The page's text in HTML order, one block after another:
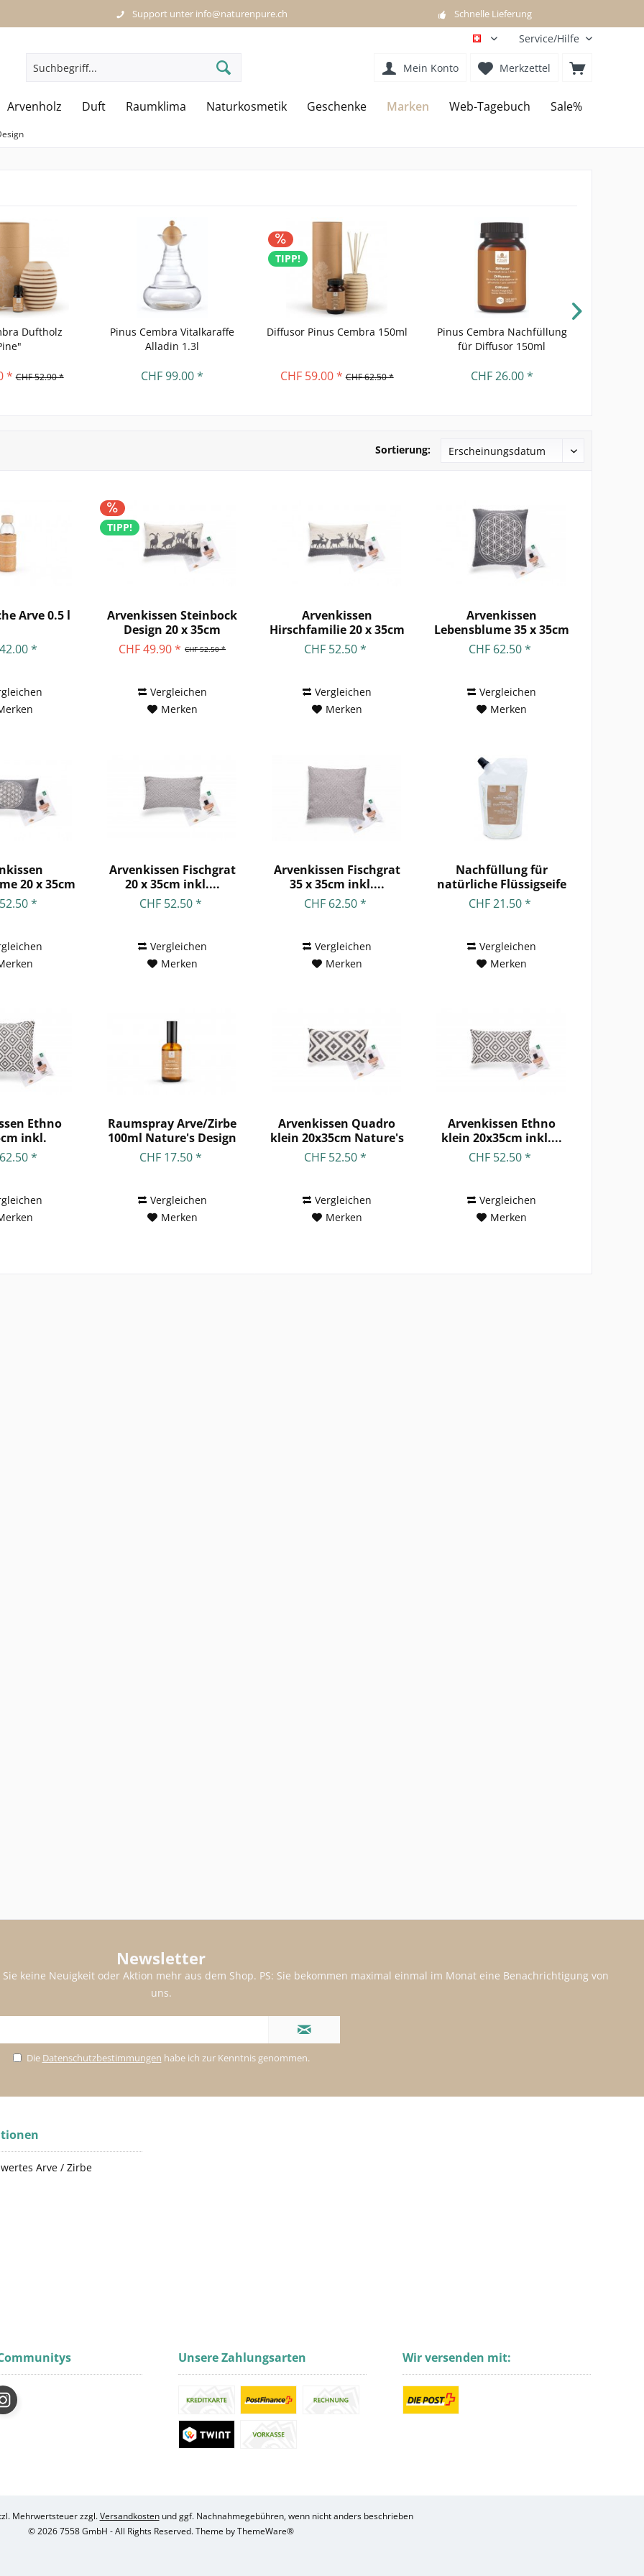
Support unter info@naturenpure.ch Schnelle Lieferung
DE Service/Hilfe
Merkzettel
Mein Konto
Arvenholz Duft Raumklima Naturkosmetik Geschenke Marken Web-Tagebuch Sale%
Duftholz
* CHF 52.90 *
Pinus Cembra Vitalkaraffe
Alladin 1.3l
CHF 99.00 *
TIPP!
Diffusor Pinus Cembra 150ml
CHF 59.00 * CHF 62.50 *
Pinus Cembra Nachfüllung
für Diffusor 150ml
CHF 26.00 *
Sortierung:
Arve 0.5 l
*
TIPP!
Arvenkissen Steinbock
Design 20 x 35cm
inkl....CHF 52.50 *
CHF 49.90 *
Vergleichen
Merken
Arvenkissen
Hirschfamilie 20 x 35cm
inkl....
CHF 52.50 *
Vergleichen
Merken
Arvenkissen
Lebensblume 35 x 35cm
inkl....
CHF 62.50 *
Vergleichen
Merken
20 x 35cm
*
Arvenkissen Fischgrat
20 x 35cm inkl....
CHF 52.50 *
Vergleichen
Merken
Arvenkissen Fischgrat
35 x 35cm inkl....
CHF 62.50 *
Vergleichen
Merken
Nachfüllung für
natürliche Flüssigseife
Arve...
CHF 21.50 *
Vergleichen
Merken
Ethno
inkl.
Zirbenöl
*
Raumspray Arve/Zirbe
100ml Nature's Design
CHF 17.50 *
Vergleichen
Merken
Arvenkissen Quadro
klein 20x35cm Nature's
Design
CHF 52.50 *
Vergleichen
Merken
Arvenkissen Ethno
klein 20x35cm inkl....
CHF 52.50 *
Vergleichen
Merken
Newsletter
keine Neuigkeit oder Aktion mehr aus dem Shop. PS: Sie bekommen maximal einmal im Monat eine Benachrichtigung von
uns.
Die Datenschutzbestimmungen habe ich zur Kenntnis genommen.
Arve / Zirbe
Unsere Zahlungsarten Wir versenden mit:
Mehrwertsteuer zzgl.Versandkostenund ggf. Nachnahmegebühren, wenn nicht anders beschrieben
© 2026 7558 GmbH - All Rights Reserved. Theme byThemeWare®